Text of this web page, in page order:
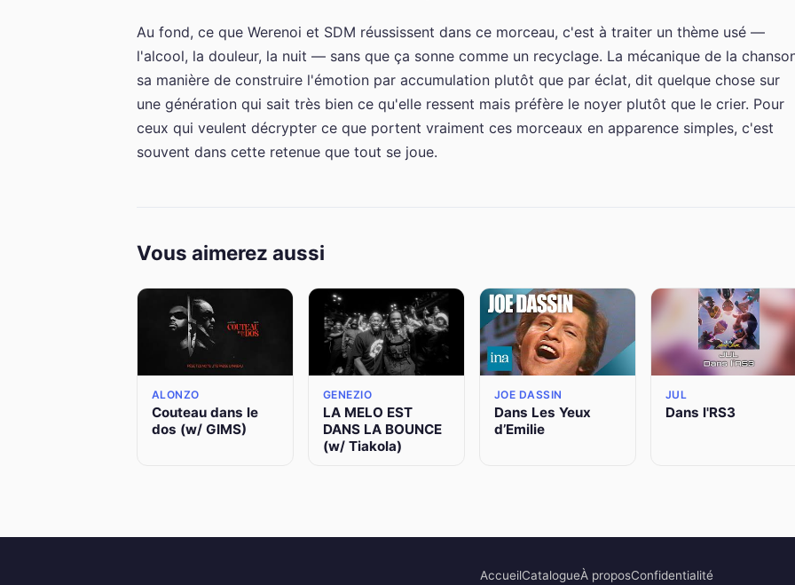
Au fond, ce que Werenoi et SDM réussissent dans ce morceau, c'est à traiter un thème usé —
l'alcool, la douleur, la nuit — sans que ça sonne comme un recyclage. La mécanique de la
sa manière de construire l'émotion par accumulation plutôt que par éclat, dit quelque chose sur
une génération qui sait très bien ce qu'elle ressent mais préfère le noyer plutôt que le crier. Pour
ceux qui veulent décrypter ce que portent vraiment ces morceaux en apparence simples, c'est
souvent dans cette retenue que tout se joue.
Vous aimerez aussi
ALONZO
Couteau dans le
dos (w/ GIMS)
GENEZIO
LA MELO EST
DANS LA BOUNCE
(w/ Tiakola)
JOE DASSIN
Dans Les Yeux
d’Emilie
JUL
Dans l'RS3
AccueilCatalogueÀ proposConfidentialité